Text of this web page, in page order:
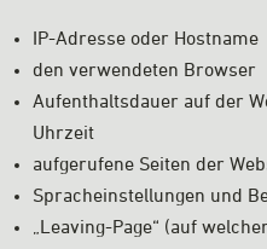
IP-Adresse oder Hostname
den verwendeten Browser
Aufenthaltsdauer auf der
Uhrzeit
aufgerufene Seiten der
Spracheinstellungen und
„Leaving-Page“ (auf